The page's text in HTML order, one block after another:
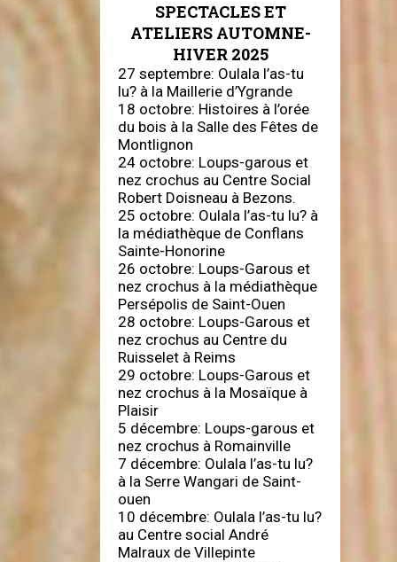
SPECTACLES ET
ATELIERS AUTOMNE-
HIVER 2025
27 septembre: Oulala l’as-tu
lu? à la Maillerie d’Ygrande
18 octobre: Histoires à l’orée
du bois à la Salle des Fêtes de
Montlignon
24 octobre: Loups-garous et
nez crochus au Centre Social
Robert Doisneau à Bezons.
25 octobre: Oulala l’as-tu lu? à
la médiathèque de Conflans
Sainte-Honorine
26 octobre: Loups-Garous et
nez crochus à la médiathèque
Persépolis de Saint-Ouen
28 octobre: Loups-Garous et
nez crochus au Centre du
Ruisselet à Reims
29 octobre: Loups-Garous et
nez crochus à la Mosaïque à
Plaisir
5 décembre: Loups-garous et
nez crochus à Romainville
7 décembre: Oulala l’as-tu lu?
à la Serre Wangari de Saint-
ouen
10 décembre: Oulala l’as-tu lu?
au Centre social André
Malraux de Villepinte